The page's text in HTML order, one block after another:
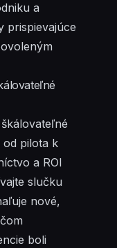
a
prispievajúce
od pilota k
a ROI
slučku
nové,
boli